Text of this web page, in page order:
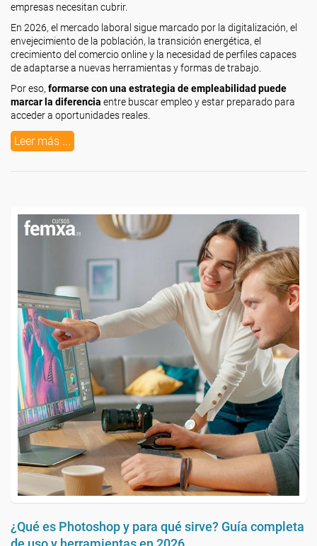
empresas necesitan cubrir.
En 2026, el mercado laboral sigue marcado por la digitalización, el
envejecimiento de la población, la transición energética, el
crecimiento del comercio online y la necesidad de perfiles capaces
de adaptarse a nuevas herramientas y formas de trabajo.
Por eso, formarse con una estrategia de empleabilidad puede
marcar la diferencia entre buscar empleo y estar preparado para
acceder a oportunidades reales.
Leer más ...
¿Qué es Photoshop y para qué sirve? Guía completa